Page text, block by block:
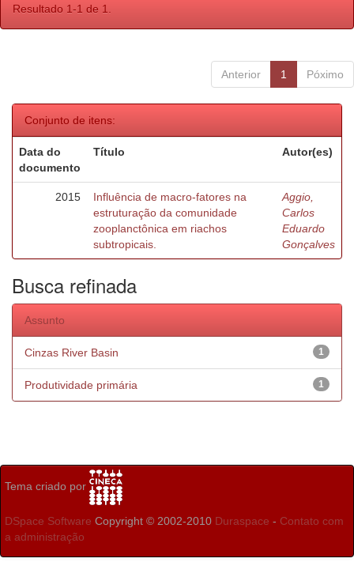
Resultado 1-1 de 1.
Anterior 1 Póximo
Conjunto de itens:
Data do
documento
Título Autor(es)
2015
Influência de macro-fatores na
estruturação da comunidade
zooplanctônica em riachos
subtropicais.
Aggio,
Carlos
Eduardo
Gonçalves
Busca refinada
Assunto
1
Cinzas River Basin
1
Produtividade primária
Tema criado por
DSpace Software Copyright © 2002-2010 Duraspace - Contato com
a administração